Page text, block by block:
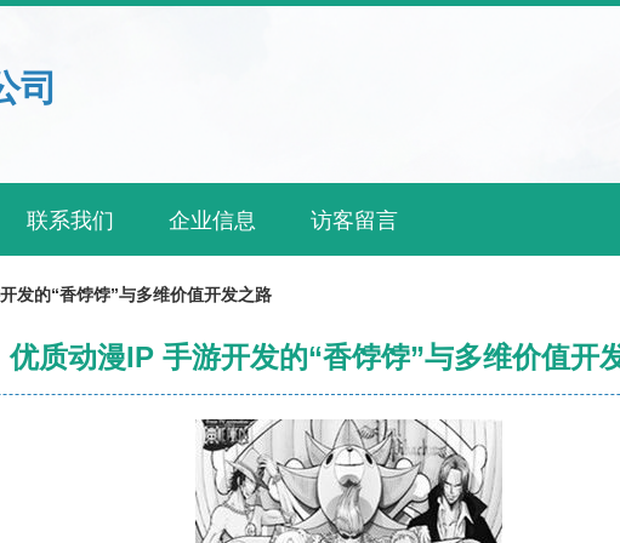
司
联系我们 企业信息 访客留言
发的“香饽饽”与多维价值开发之路
优质动漫IP 手游开发的“香饽饽”与多维价值开